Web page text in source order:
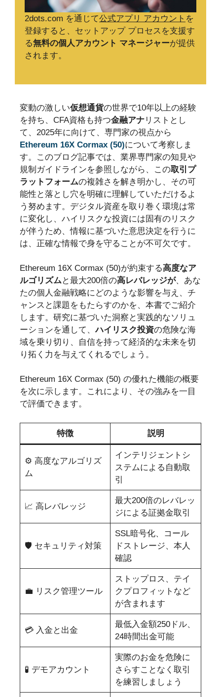
2dots.com を通じて公式アプリ アカウント を
登録すると、セットアップ プロセスを支援す
る無料の個人アカウント マネージャーが提供
されます。
変動の激しい仮想通貨の世界で10年以上の経験
を持ち、CFA資格も持つ金融アナ リストとし
て、2025年に向けて、専門家の視点から
Ethereum 16X Cormax (50)について考察しま
す。このブログ記事では、業界専門家の知見や
規制ガイドラインを参照しながら、この取引プ
ラットフォームの複雑さを解き明かし、その可
能性と落とし穴を明確に理解していただけるよ
う努めます。デジタル資産を取り巻く環境は常
に変化し、ハイリスクな投資には固有のリスク
が伴うため、情報に基づいた意思決定を行うに
は、正確な情報で身を守ることが不可欠です。
Ethereum 16X Cormax (50)が約束する高度なア
ルゴリズムと最大200倍の高レバレッジが、あな
たの個人金融戦略にどのような影響を与え、チ
ャンスと課題をもたらすのかを、本書でご紹介
します。研究に基づいた洞察と実践的なソリュ
ーションを通して、ハイリスク投資の危険な海
域を乗り切り、自信を持って経済的な未来を切
り拓く力を与えてくれるでしょう。
Ethereum 16X Cormax (50) の優れた機能の概要
を次に示します。これにより、その強みを一目
で評価できます。
特徴 説明
⚙️ 高度なアルゴリズ
ム
インテリジェントシ
ステムによる自動取
引
📈 高レバレッジ
最大200倍のレバレッ
ジによる証拠金取引
🛡️ セキュリティ対策
SSL暗号化、コール
ドストレージ、本人
確認
💼 リスク管理ツール
ストップロス、テイ
クプロフィットなど
が含まれます
💳 入金と出金
最低入金額250ドル、
24時間出金可能
🧪 デモアカウント
実際のお金を危険に
さらすことなく取引
を練習しましょう